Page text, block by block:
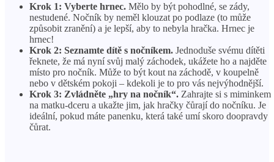
Krok 1: Vyberte hrnec. Mělo by být pohodlné, se zády,
nestudené. Nočník by neměl klouzat po podlaze (to může
způsobit zranění) a je lepší, aby to nebyla hračka. Hrnec je
hrnec!
Krok 2: Seznamte dítě s nočníkem. Jednoduše svému dítěti
řeknete, že má nyní svůj malý záchodek, ukážete ho a najděte
místo pro nočník. Může to být kout na záchodě, v koupelně
nebo v dětském pokoji – kdekoli je to pro vás nejvýhodnější.
Krok 3: Zvládněte „hry na nočník“. Zahrajte si s miminkem
na matku-dceru a ukažte jim, jak hračky čůrají do nočníku. Je
ideální, pokud máte panenku, která také umí skoro doopravdy
čůrat.